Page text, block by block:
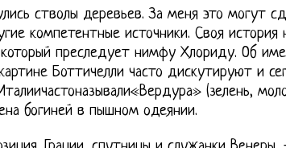
стволы деревьев. За меня это могут
компетентные источники. Своя история
преследует нимфу Хлориду. Об
Боттичелли часто дискутируют и
(зелень,
богиней в пышном одеянии.